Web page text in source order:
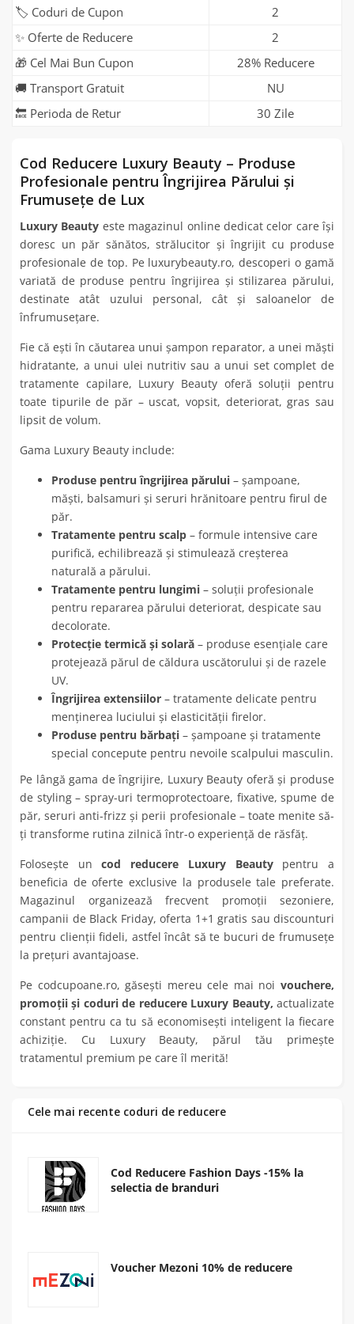
🏷️ Coduri de Cupon
2
✨ Oferte de Reducere
2
🎁 Cel Mai Bun Cupon
28% Reducere
🚚 Transport Gratuit
NU
🔙 Perioda de Retur
30 Zile
Cod Reducere Luxury Beauty – Produse
Profesionale pentru Îngrijirea Părului și
Frumusețe de Lux
Luxury Beauty este magazinul online dedicat celor care își
doresc un păr sănătos, strălucitor și îngrijit cu produse
profesionale de top. Pe luxurybeauty.ro, descoperi o gamă
variată de produse pentru îngrijirea și stilizarea părului,
destinate atât uzului personal, cât și saloanelor de
înfrumusețare.
Fie că ești în căutarea unui șampon reparator, a unei măști
hidratante, a unui ulei nutritiv sau a unui set complet de
tratamente capilare, Luxury Beauty oferă soluții pentru
toate tipurile de păr – uscat, vopsit, deteriorat, gras sau
lipsit de volum.
Gama Luxury Beauty include:
Produse pentru îngrijirea părului – șampoane,
măști, balsamuri și seruri hrănitoare pentru firul de
păr.
Tratamente pentru scalp – formule intensive care
purifică, echilibrează și stimulează creșterea
naturală a părului.
Tratamente pentru lungimi – soluții profesionale
pentru repararea părului deteriorat, despicate sau
decolorate.
Protecție termică și solară – produse esențiale care
protejează părul de căldura uscătorului și de razele
UV.
Îngrijirea extensiilor – tratamente delicate pentru
menținerea luciului și elasticității firelor.
Produse pentru bărbați – șampoane și tratamente
special concepute pentru nevoile scalpului masculin.
Pe lângă gama de îngrijire, Luxury Beauty oferă și produse
de styling – spray-uri termoprotectoare, fixative, spume de
păr, seruri anti-frizz și perii profesionale – toate menite să-
ți transforme rutina zilnică într-o experiență de răsfăț.
Folosește uncod reducere Luxury Beautypentru a
beneficia de oferte exclusive la produsele tale preferate.
Magazinul organizează frecvent promoții sezoniere,
campanii de Black Friday, oferta 1+1 gratis sau discounturi
pentru clienții fideli, astfel încât să te bucuri de frumusețe
la prețuri avantajoase.
Pe codcupoane.ro, găsești mereu cele mai noi vouchere,
promoții și coduri de reducere Luxury Beauty, actualizate
constant pentru ca tu să economisești inteligent la fiecare
achiziție. Cu Luxury Beauty, părul tău primește
tratamentul premium pe care îl merită!
Cele mai recente coduri de reducere
Cod Reducere Fashion Days -15% la
selectia de branduri
Voucher Mezoni 10% de reducere